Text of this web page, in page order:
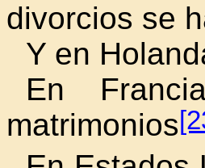
divorcios se
Y en
En
matrimonios